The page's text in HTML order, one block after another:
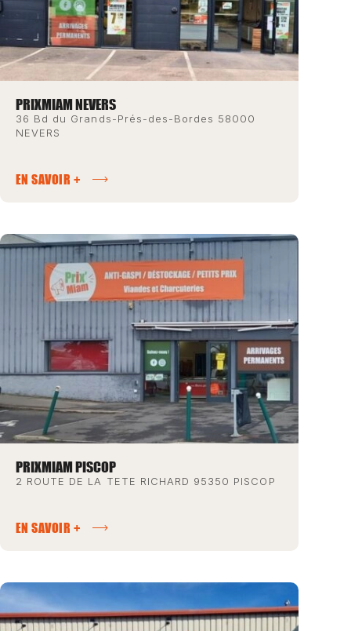
PRIXMIAM NEVERS
36 Bd du Grands-Prés-des-Bordes 58000
NEVERS
EN SAVOIR +
PRIXMIAM PISCOP
2 ROUTE DE LA TETE RICHARD 95350 PISCOP
EN SAVOIR +